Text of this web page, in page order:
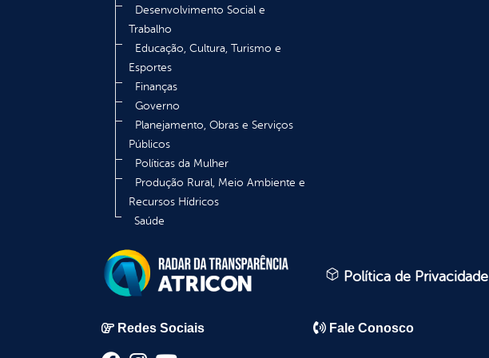
Desenvolvimento Social e
Trabalho
Educação, Cultura, Turismo e
Esportes
Finanças
Governo
Planejamento, Obras e Serviços
Públicos
Políticas da Mulher
Produção Rural, Meio Ambiente e
Recursos Hídricos
Saúde
Política de Privacidade
Redes Sociais Fale Conosco